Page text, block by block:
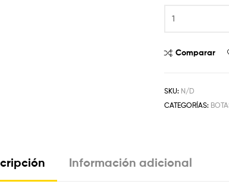
Comparar
SKU: N/D
CATEGORÍAS:
Información adicional